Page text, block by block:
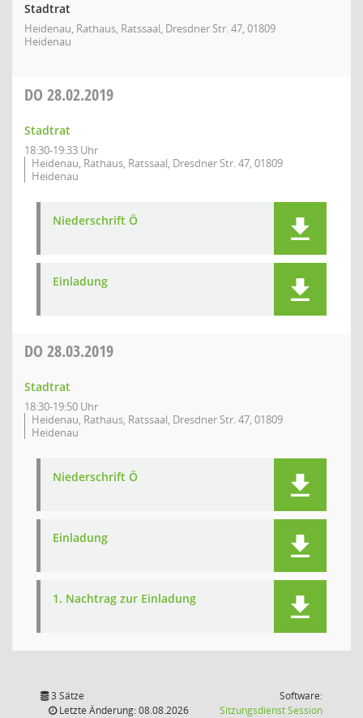
Stadtrat
Heidenau, Rathaus, Ratssaal, Dresdner Str. 47, 01809
Heidenau
DO 28.02.2019
Stadtrat
18:30-19:33 Uhr
Heidenau, Rathaus, Ratssaal, Dresdner Str. 47, 01809
Heidenau
Niederschrift Ö
Einladung
DO 28.03.2019
Stadtrat
18:30-19:50 Uhr
Heidenau, Rathaus, Ratssaal, Dresdner Str. 47, 01809
Heidenau
Niederschrift Ö
Einladung
1. Nachtrag zur Einladung
3 Sätze
Letzte Änderung: 08.08.2026
Software:
SitzungsdienstSession(Wird in